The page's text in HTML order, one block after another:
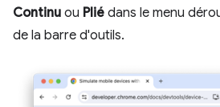
Continu ou Plié dans le menu
de la barre d'outils.